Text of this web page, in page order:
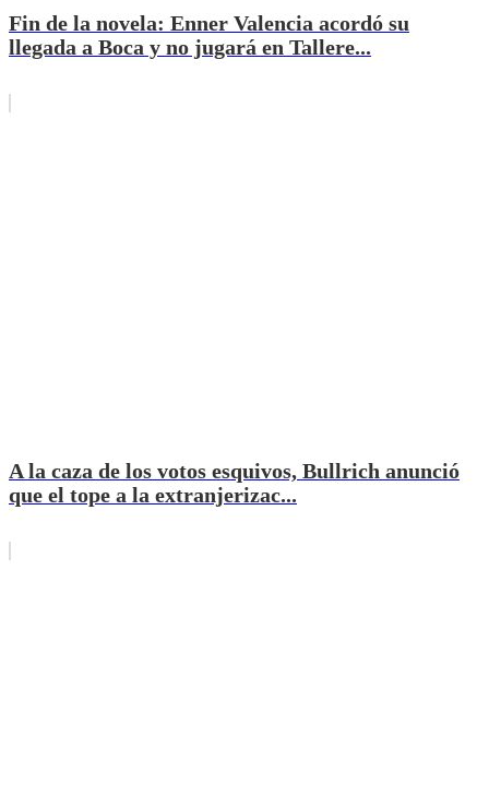
Fin de la novela: Enner Valencia acordó su
llegada a Boca y no jugará en Tallere...
A la caza de los votos esquivos, Bullrich anunció
que el tope a la extranjerizac...